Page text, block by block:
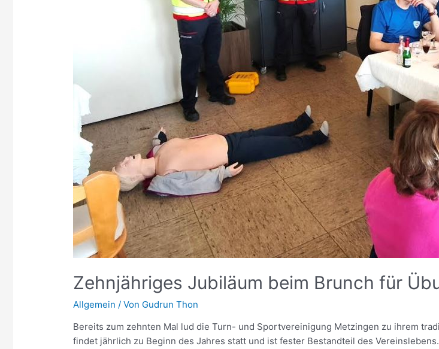
Zehnjähriges Jubiläum beim Brunch für
Allgemein / Von Gudrun Thon
Bereits zum zehnten Mal lud die Turn- und Sportvereinigung Metzingen zu ihrem
findet jährlich zu Beginn des Jahres statt und ist fester Bestandteil des